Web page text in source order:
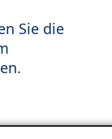
Sie die